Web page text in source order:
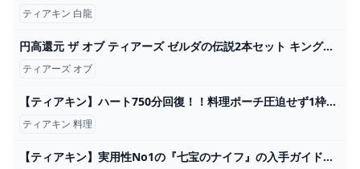
ティアキン 白龍
円高還元 ザ オブ ティアーズ ゼルダの伝説2本セット キングダム&ブレス ワイルド オブ Nintendo Switch - bestcheerstone.com
ティアーズ オブ
【ティアキン】ハート750分回復！！料理ポーチ圧迫せず1枠で超回復出来る食べ物がこちら【ゼルダの伝説 ティアーズ オブ ザ キングダム】 - YouTube
ティアキン 料理
【ティアキン】実用性No1の『七宝のナイフ』の入手ガイド【攻略】 - YouTube